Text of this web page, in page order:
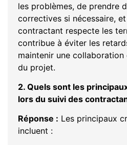
les problèmes, de prendre
correctives si nécessaire, et
contractant respecte les
contribue à éviter les
maintenir une
du projet.
2. Quels sont les
lors du suivi des
Réponse : Les principaux
incluent :